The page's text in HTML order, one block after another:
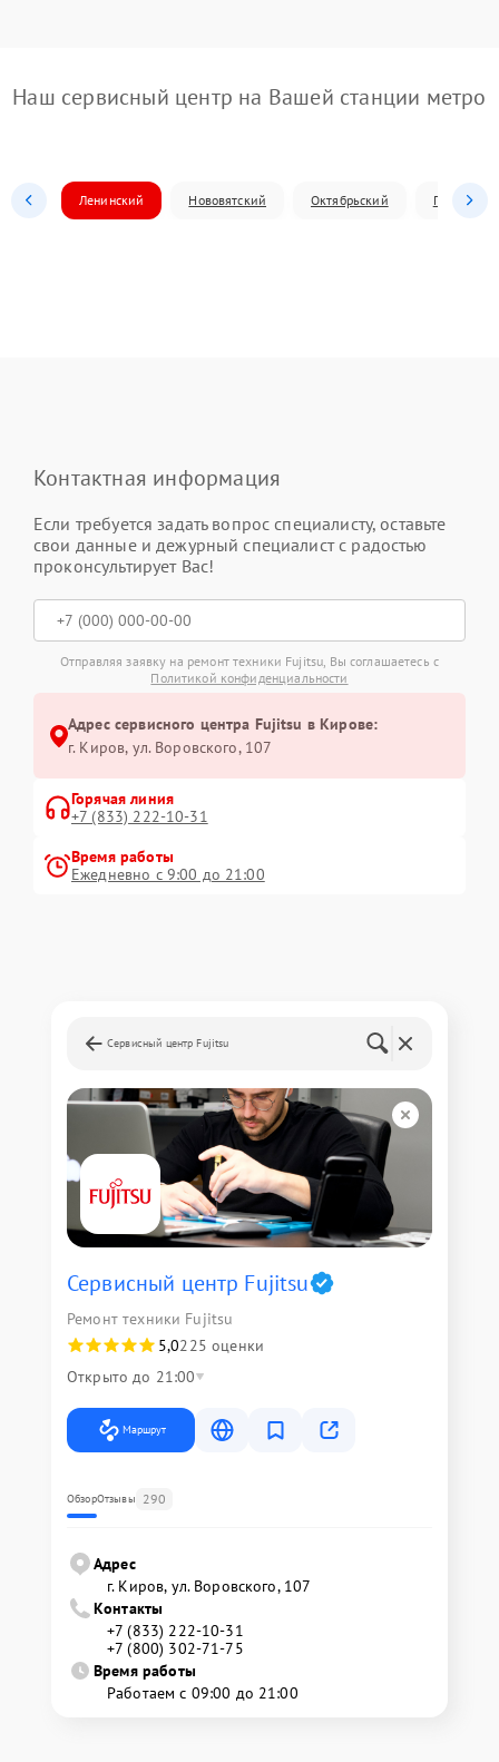
Наш сервисный центр на Вашей станции метро
Ленинский Нововятский Октябрьский
Контактная информация
Если требуется задать вопрос специалисту, оставьте
свои данные и дежурный специалист с радостью
проконсультирует Вас!
Отправляя заявку на ремонт техники Fujitsu, Вы соглашаетесь с
Политикой конфиденциальности
Адрес сервисного центра Fujitsu в Кирове:
г. Киров, ул. Воровского, 107
Горячая линия
+7 (833) 222-10-31
Время работы
Ежедневно с 9:00 до 21:00
Сервисный центр Fujitsu
Сервисный центр Fujitsu
Ремонт техники Fujitsu
5,0225 оценки
Открыто до 21:00
Маршрут
ОбзорОтзывы 290
Адрес
г. Киров, ул. Воровского, 107
Контакты
+7 (833) 222-10-31
+7 (800) 302-71-75
Время работы
Работаем с 09:00 до 21:00